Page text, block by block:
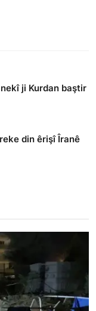
ji Kurdan baştir
din êrişî Îranê